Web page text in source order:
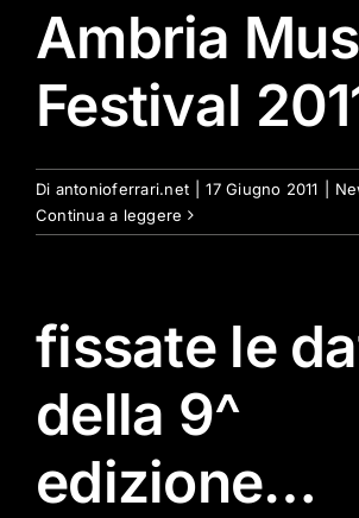
Ambria
Festival
Di antonioferrari.net 17 Giugno 2011
Continua a leggere
fissate le
della 9^
edizione…